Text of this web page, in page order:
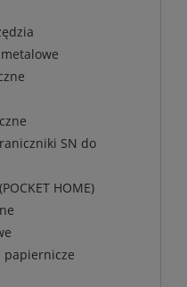
SN do
HOME)
papiernicze